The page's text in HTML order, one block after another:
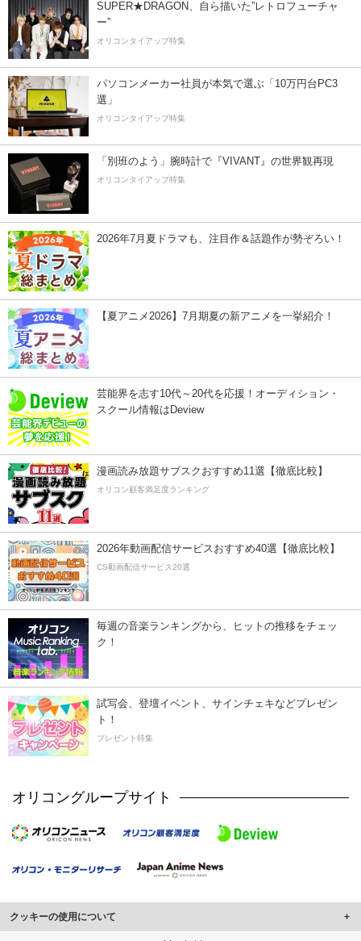
SUPER★DRAGON、自ら描いた”レトロフューチャ
ー”
オリコンタイアップ特集
パソコンメーカー社員が本気で選ぶ「10万円台PC3
選」
オリコンタイアップ特集
「別班のよう」腕時計で『VIVANT』の世界観再現
オリコンタイアップ特集
2026年7月夏ドラマも、注目作＆話題作が勢ぞろい！
【夏アニメ2026】7月期夏の新アニメを一挙紹介！
芸能界を志す10代～20代を応援！オーディション・
スクール情報はDeview
漫画読み放題サブスクおすすめ11選【徹底比較】
オリコン顧客満足度ランキング
2026年動画配信サービスおすすめ40選【徹底比較】
CS動画配信サービス20選
毎週の音楽ランキングから、ヒットの推移をチェッ
ク！
試写会、登壇イベント、サインチェキなどプレゼン
ト！
プレゼント特集
オリコングループサイト
クッキーの使用について